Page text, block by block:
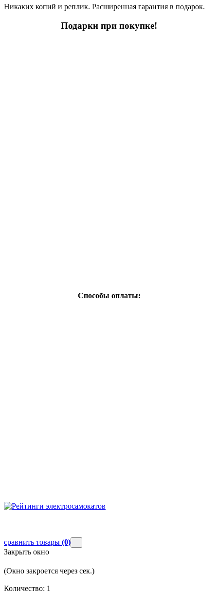
Никаких копий и реплик. Расширенная гарантия в подарок.
Подарки при покупке!
Способы оплаты:
сравнить товары (0)
Закрыть окно
(Окно закроется через сек.)
Количество: 1